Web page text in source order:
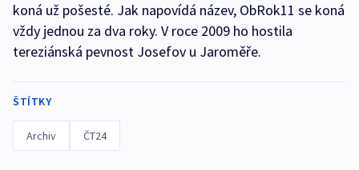
koná už pošesté. Jak napovídá název, ObRok11 se koná
vždy jednou za dva roky. V roce 2009 ho hostila
tereziánská pevnost Josefov u Jaroměře.
ŠTÍTKY
Archiv ČT24